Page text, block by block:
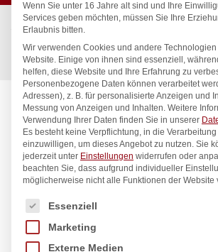
Start / Gastronomiebedarf & Gastro Geräte für
Küchenartikel
Töpfe & Pfannen
Kasserolle – ohne Deckel, HENDI, Profi Line,
Wenn Sie unter 16 Jahre alt sind und Ihre
Services geben möchten, müssen Sie Ihre
Erlaubnis bitten.
Wir verwenden Cookies und andere
Website. Einige von ihnen sind essenziell,
helfen, diese Website und Ihre Erfahrung zu
Personenbezogene Daten können verarbeitet
Adressen), z. B. für personalisierte Anzeigen und
Messung von Anzeigen und Inhalten. Weitere
Verwendung Ihrer Daten finden Sie in unserer
Es besteht keine Verpflichtung, in die
einzuwilligen, um dieses Angebot zu nutzen. Sie
jederzeit unter Einstellungen widerrufen oder
beachten Sie, dass aufgrund individueller
möglicherweise nicht alle Funktionen der Website
Es folgt eine Liste der Service-Gruppen,
Essenziell
Marketing
Externe Medien